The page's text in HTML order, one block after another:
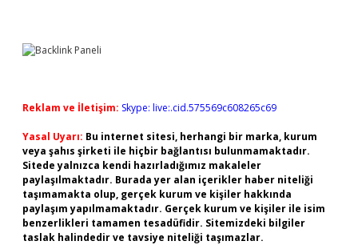
Reklam ve İletişim: Skype: live:.cid.575569c608265c69
Yasal Uyarı: Bu internet sitesi, herhangi bir marka, kurum
veya şahıs şirketi ile hiçbir bağlantısı bulunmamaktadır.
Sitede yalnızca kendi hazırladığımız makaleler
paylaşılmaktadır. Burada yer alan içerikler haber niteliği
taşımamakta olup, gerçek kurum ve kişiler hakkında
paylaşım yapılmamaktadır. Gerçek kurum ve kişiler ile isim
benzerlikleri tamamen tesadüfidir. Sitemizdeki bilgiler
taslak halindedir ve tavsiye niteliği taşımazlar.